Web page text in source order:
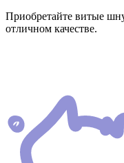
Приобретайте витые
отличном качестве.